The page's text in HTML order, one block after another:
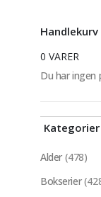
Handlekurv
0 VARER
Du har ingen
Kategorier
Alder (478)
Bokserier